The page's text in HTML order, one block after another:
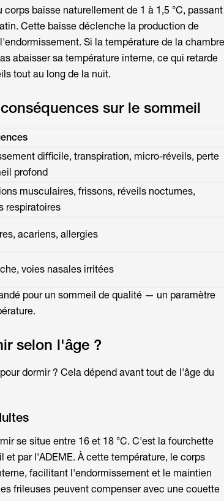
baisse naturellement de 1 à 1,5 °C, passant
Cette baisse déclenche la production de
Si la température de la chambre
abaisser sa température interne, ce qui retarde
tout au long de la nuit.
sur le sommeil
difficile, transpiration, micro-réveils, perte
profond
musculaires, frissons, réveils nocturnes,
respiratoires
acariens, allergies
voies nasales irritées
pour un sommeil de qualité — un paramètre
selon l'âge ?
dormir ? Cela dépend avant tout de l'âge du
se situe entre 16 et 18 °C. C'est la fourchette
par l'ADEME. À cette température, le corps
facilitant l'endormissement et le maintien
frileuses peuvent compenser avec une couette